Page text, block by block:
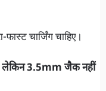
चार्जिंग चाहिए।
लेकिन 3.5mm जैक नहीं